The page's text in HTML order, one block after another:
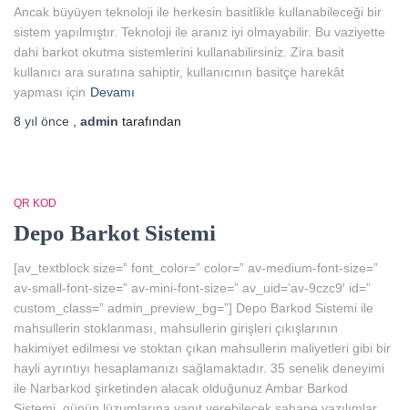
Ancak büyüyen teknoloji ile herkesin basitlikle kullanabileceği bir
sistem yapılmıştır. Teknoloji ile aranız iyi olmayabilir. Bu vaziyette
dahi barkot okutma sistemlerini kullanabilirsiniz. Zira basit
kullanıcı ara suratına sahiptir, kullanıcının basitçe harekât
yapması için Devamı
8 yıl önce admin tarafından
QR KOD
Depo Barkot Sistemi
[av_textblock size=” font_color=” color=” av-medium-font-size=”
av-small-font-size=” av-mini-font-size=” av_uid=’av-9czc9′ id=”
custom_class=” admin_preview_bg=”] Depo Barkod Sistemi ile
mahsullerin stoklanması, mahsullerin girişleri çıkışlarının
hakimiyet edilmesi ve stoktan çıkan mahsullerin maliyetleri gibi bir
hayli ayrıntıyı hesaplamanızı sağlamaktadır. 35 senelik deneyimi
ile Narbarkod şirketinden alacak olduğunuz Ambar Barkod